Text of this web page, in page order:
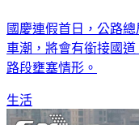
國慶連假首日，公路
車潮，將會有銜接國
路段壅塞情形。
生活